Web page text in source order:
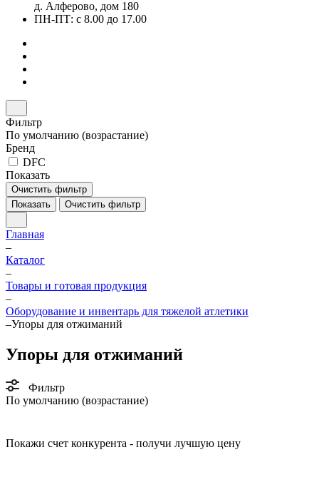
д. Алферово, дом 180
ПН-ПТ: с 8.00 до 17.00
Фильтр
По умолчанию (возрастание)
Бренд
DFC
Показать
Очистить фильтр
Показать
Очистить фильтр
Главная
–
Каталог
–
Товары и готовая продукция
–
Оборудование и инвентарь для тяжелой атлетики
–Упоры для отжиманий
Упоры для отжиманий
Фильтр
По умолчанию (возрастание)
Покажи счет конкурента - получи лучшую цену